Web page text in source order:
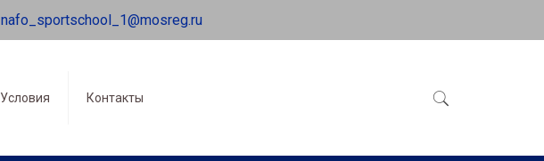
nafo_sportschool_1@mosreg.ru
Условия Контакты